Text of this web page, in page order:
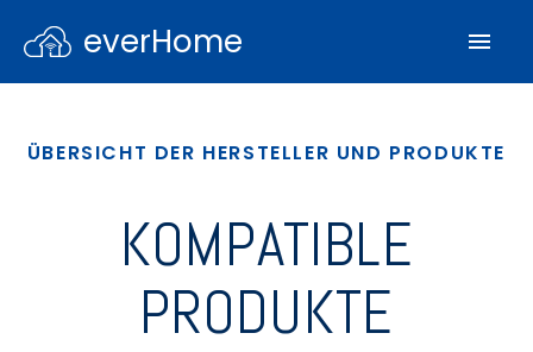
everHome
ÜBERSICHT DER HERSTELLER UND PRODUKTE
KOMPATIBLE
PRODUKTE